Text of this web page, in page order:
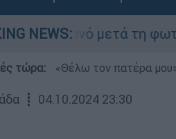
NEWS:μετά τη φωτιά -
τώρα: «Θέλω τον πατέρα
┋ 04.10.2024 23:30